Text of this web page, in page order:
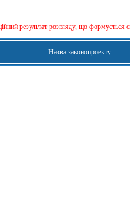
результат розгляду, що формується
Назва законопроекту